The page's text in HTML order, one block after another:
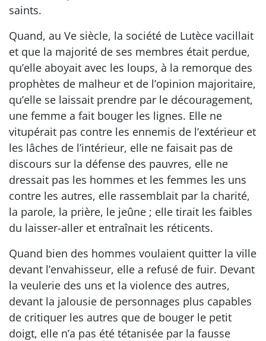
saints.
Quand, au Ve siècle, la société de Lutèce vacillait
et que la majorité de ses membres était perdue,
qu’elle aboyait avec les loups, à la remorque des
prophètes de malheur et de l’opinion majoritaire,
qu’elle se laissait prendre par le découragement,
une femme a fait bouger les lignes. Elle ne
vitupérait pas contre les ennemis de l’extérieur et
les lâches de l’intérieur, elle ne faisait pas de
discours sur la défense des pauvres, elle ne
dressait pas les hommes et les femmes les uns
contre les autres, elle rassemblait par la charité,
la parole, la prière, le jeûne ; elle tirait les faibles
du laisser-aller et entraînait les réticents.
Quand bien des hommes voulaient quitter la ville
devant l’envahisseur, elle a refusé de fuir. Devant
la veulerie des uns et la violence des autres,
devant la jalousie de personnages plus capables
de critiquer les autres que de bouger le petit
doigt, elle n’a pas été tétanisée par la fausse